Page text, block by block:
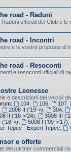
road - Raduni
Raduni ufficiali del Club e
road - Incontri
e le vostre proposte di
road - Resoconti
e resoconti ufficiali di
Leonesse
e descrizioni dei veicoli
104, 106, 107,
2008 II ('19->) 304,
II ('16->'24)
3008 III
('18->)
5008 I ('09->'17)
Tepee - Expert Tepee
e offerte
dei partner commerciali